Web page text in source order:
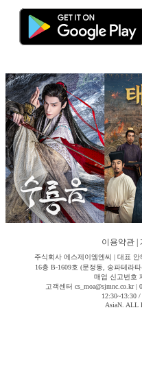
이용약관
주식회사 에스제이엠엔씨 | 대표
16층 B-1609호 (문정동, 송파테라
매업 신고번호
고객센터 cs_moa@sjmnc.co.kr |
12:30~13:30
AsiaN. ALL